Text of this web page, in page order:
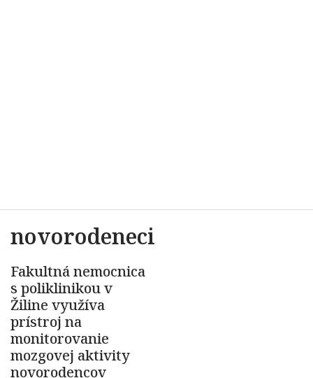
novorodeneci
Fakultná nemocnica
s poliklinikou v
Žiline využíva
prístroj na
monitorovanie
mozgovej aktivity
novorodencov